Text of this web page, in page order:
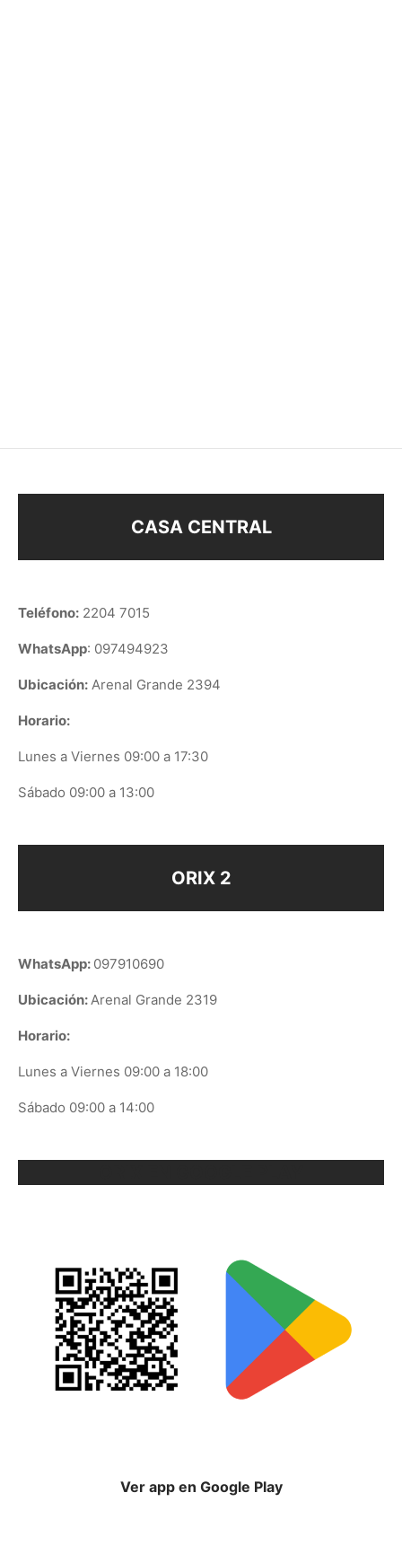
CASA CENTRAL
Teléfono: 2204 7015
WhatsApp: 097494923
Ubicación: Arenal Grande 2394
Horario:
Lunes a Viernes 09:00 a 17:30
Sábado 09:00 a 13:00
ORIX 2
WhatsApp: 097910690
Ubicación:Arenal Grande 2319
Horario:
Lunes a Viernes 09:00 a 18:00
Sábado 09:00 a 14:00
Ver app en Google Play